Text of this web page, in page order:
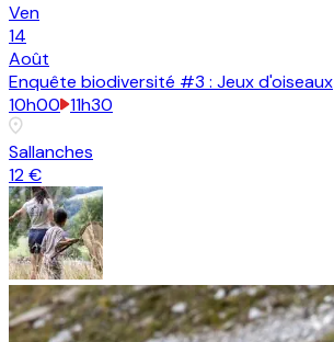
Ven
14
Août
Enquête biodiversité #3 : Jeux d'oiseaux
10h00 11h30
Sallanches
12 €